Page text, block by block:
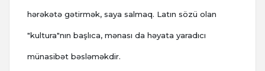
hərəkətə gətirmək, saya salmaq. Latın sözü olan
"kultura"nın başlıca, mənası da həyata yaradıcı
münasibət bəsləməkdir.